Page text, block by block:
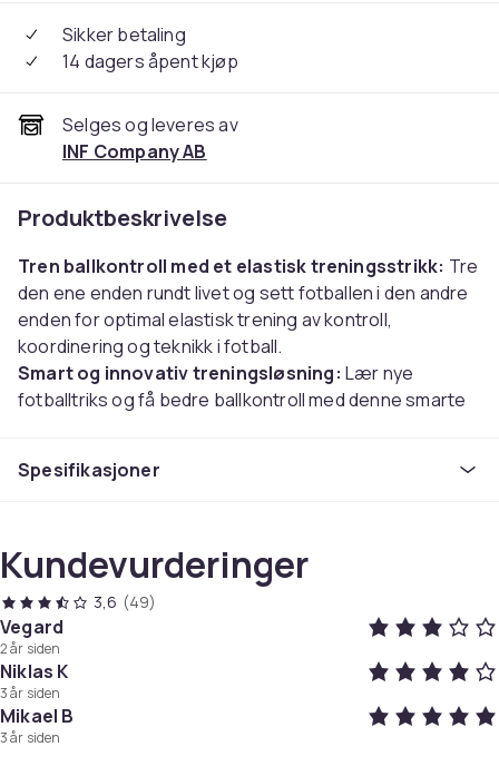
Sikker betaling
14 dagers åpent kjøp
Selges og leveres av
INF Company AB
Produktbeskrivelse
Tren ballkontroll med et elastisk treningsstrikk: Tre
den ene enden rundt livet og sett fotballen i den andre
enden for optimal elastisk trening av kontroll,
koordinering og teknikk i fotball.
Smart og innovativ treningsløsning: Lær nye
fotballtriks og få bedre ballkontroll med denne smarte
treningsstrikken vil du alltid ha fotballen i nærheten
elastiske strikken er et utmerket supplement til
tradisjonell fotballtrening, for deg som vil bruke litt
ekstra tid på teknikk, ballkontroll, koordinering og
balanse.
Justerbart belte for barn og unge:
Beltet er
justerbart for midje mellom 24 "og 37". utmerket for
barn og unge.
Kompatibel med flere fotballstørrelser:
Spesifikasjoner
Kundevurderinger
3,6 (49)
Vegard
2 år siden
Niklas K
3 år siden
Mikael B
3 år siden